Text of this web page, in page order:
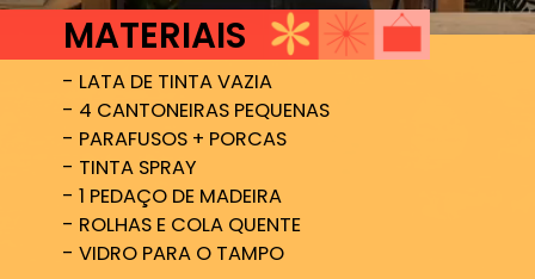
- LATA DE TINTA VAZIA
- 4 CANTONEIRAS PEQUENAS
- PARAFUSOS + PORCAS
- TINTA SPRAY
- 1 PEDAÇO DE MADEIRA
- ROLHAS E COLA QUENTE
- VIDRO PARA O TAMPO
MATERIAIS